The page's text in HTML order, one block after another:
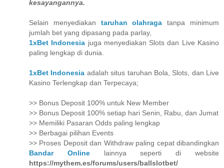
kesayangannya.
Selain menyediakan taruhan olahraga tanpa minimum
jumlah bet yang dipasang pada parlay,
1xBet Indonesia juga menyediakan Slots dan Live Kasino
paling lengkap di dunia.
1xBet Indonesia adalah situs taruhan Bola, Slots, dan Live
Kasino Terlengkap dan Terpecaya;
>> Bonus Deposit 100% untuk New Member
>> Bonus Deposit 100% setiap hari Senin, Rabu, dan Jumat
>> Memiliki Pasaran Odds paling lengkap
>> Berbagai pilihan Events
>> Proses Deposit dan Withdraw paling cepat dibandingkan
Bandar Onlinelainnya seperti di website
https://mythem.es/forums/users/ballslotbet/